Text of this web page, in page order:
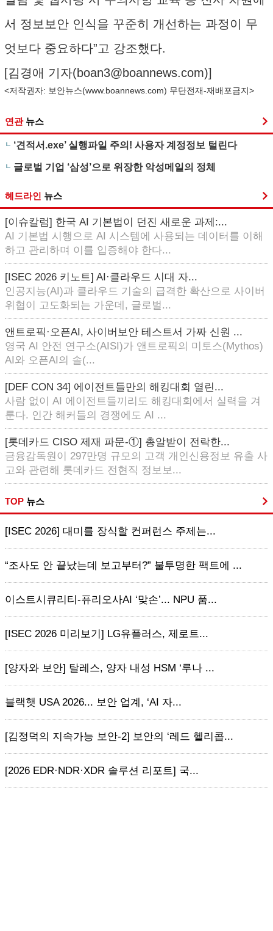
서 정보보안 인식을 꾸준히 개선하는 과정이 무
엇보다 중요하다”고 강조했다.
[김경애 기자(boan3@boannews.com)]
<저작권자: 보안뉴스(www.boannews.com) 무단전재-재배포금지>
연관 뉴스
‘견적서.exe’ 실행파일 주의! 사용자 계정정보 털린다
글로벌 기업 ‘삼성’으로 위장한 악성메일의 정체
헤드라인 뉴스
[이슈칼럼] 한국 AI 기본법이 던진 새로운 과제:...
AI 기본법 시행으로 AI 시스템에 사용되는 데이터를 이해
하고 관리하며 이를 입증해야 한다...
[ISEC 2026 키노트] AI·클라우드 시대 자...
인공지능(AI)과 클라우드 기술의 급격한 확산으로 사이버
위협이 고도화되는 가운데, 글로벌...
앤트로픽·오픈AI, 사이버보안 테스트서 가짜 신원 ...
영국 AI 안전 연구소(AISI)가 앤트로픽의 미토스(Mythos)
AI와 오픈AI의 솔(...
[DEF CON 34] 에이전트들만의 해킹대회 열린...
사람 없이 AI 에이전트들끼리도 해킹대회에서 실력을 겨
룬다. 인간 해커들의 경쟁에도 AI ...
[롯데카드 CISO 제재 파문-①] 총알받이 전락한...
금융감독원이 297만명 규모의 고객 개인신용정보 유출 사
고와 관련해 롯데카드 전현직 정보보...
TOP 뉴스
[ISEC 2026] 대미를 장식할 컨퍼런스 주제는...
“조사도 안 끝났는데 보고부터?” 불투명한 팩트에 ...
이스트시큐리티-퓨리오사AI ‘맞손’... NPU 품...
[ISEC 2026 미리보기] LG유플러스, 제로트...
[양자와 보안] 탈레스, 양자 내성 HSM ‘루나 ...
블랙햇 USA 2026... 보안 업계, ‘AI 자...
[김정덕의 지속가능 보안-2] 보안의 ‘레드 헬리콥...
[2026 EDR·NDR·XDR 솔루션 리포트] 국...